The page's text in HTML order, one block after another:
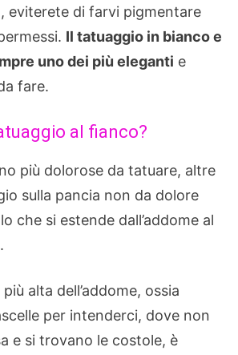
eviterete di farvi pigmentare
Il tatuaggio in bianco e
uno dei più eleganti e
fare.
al fianco?
più dolorose da tatuare, altre
sulla pancia non da dolore
che si estende dall’addome al
alta dell’addome, ossia
per intenderci, dove non
e si trovano le costole, è